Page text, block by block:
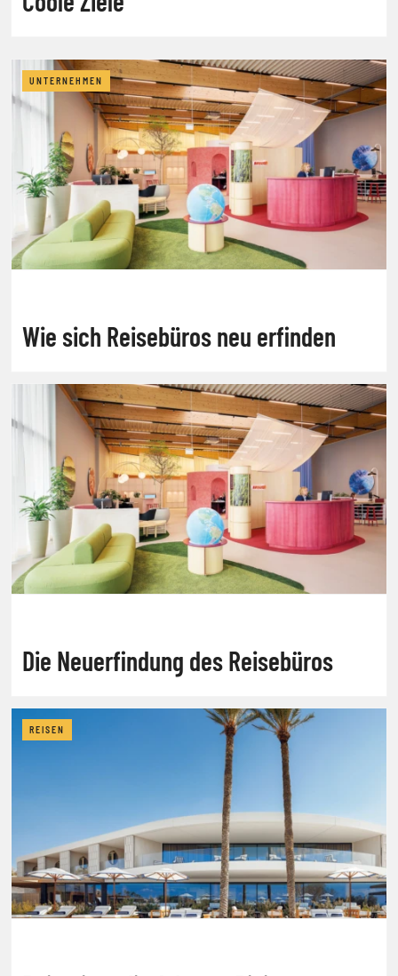
UNTERNEHMEN
Wie sich Reisebüros neu erfinden
Die Neuerfindung des Reisebüros
REISEN